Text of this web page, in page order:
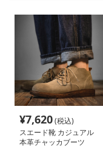
¥7,620(税込)
スエード靴 カジュアル
本革チャッカブーツ